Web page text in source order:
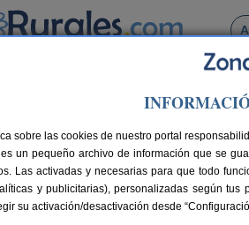
Busca por pueblo
cerca de Cornet
sobre las cookies de nuestro portal
un pequeño archivo de información que se
Las activadas y necesarias para que todo
y publicitarias), personalizadas según
su activación/desactivación desde